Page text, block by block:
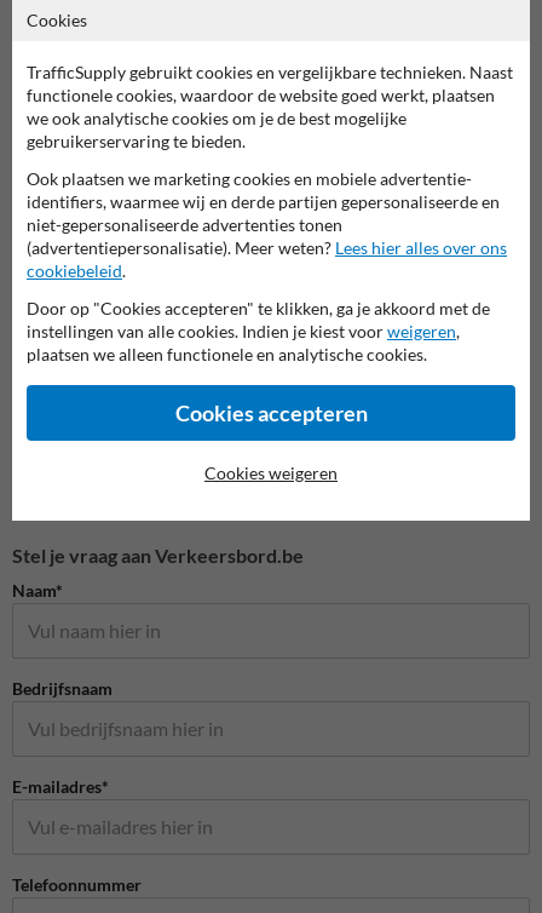
De afzetpaal is eenvoudig te monteren en te verwijderen, wat zorgt
voor flexibiliteit in gebruik.
Bestel Vandaag Nog!
Kies voor de Traffic verwijderbaar NS zwart/wit van verkeersbord.be
voor een betrouwbare afbakening. Bestel nu en profiteer van snelle
levering!
Stel je vraag aan Verkeersbord.be
Naam*
Bedrijfsnaam
E-mailadres*
Telefoonnummer
Cookies
TrafficSupply gebruikt cookies en vergelijkbare technieken. Naast
functionele cookies, waardoor de website goed werkt, plaatsen
we ook analytische cookies om je de best mogelijke
gebruikerservaring te bieden.
Ook plaatsen we marketing cookies en mobiele advertentie-
identifiers, waarmee wij en derde partijen gepersonaliseerde en
niet-gepersonaliseerde advertenties tonen
(advertentiepersonalisatie). Meer weten? Lees hier alles over ons
cookiebeleid.
Door op "Cookies accepteren" te klikken, ga je akkoord met de
instellingen van alle cookies. Indien je kiest voorweigeren,
plaatsen we alleen functionele en analytische cookies.
Cookies accepteren
Cookies weigeren